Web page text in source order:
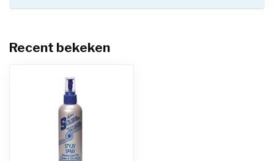
Recent bekeken